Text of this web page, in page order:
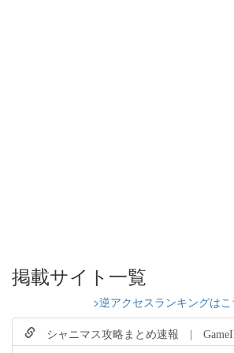
掲載サイト一覧
>逆アクセスランキングは
シャニマス攻略まとめ速報 |